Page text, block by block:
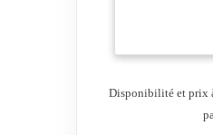
Disponibilité et prix